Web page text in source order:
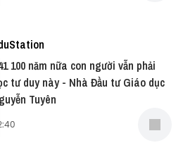
School đã đồng hành cùng
đề Tương Lai Của Sự Học,
sinh viên Việt Nam năng
khả năng học tập trọn đời
với tương lai.
100 năm nữa con người vẫn phải
tư duy này - Nhà Đầu tư Giáo dục
Tuyên